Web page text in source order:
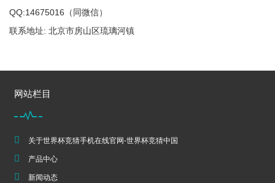
QQ:14675016（同微信）
联系地址: 北京市房山区琉璃河镇
网站栏目
关于世界杯竞猜手机在线官网-世界杯竞猜中国
产品中心
新闻动态